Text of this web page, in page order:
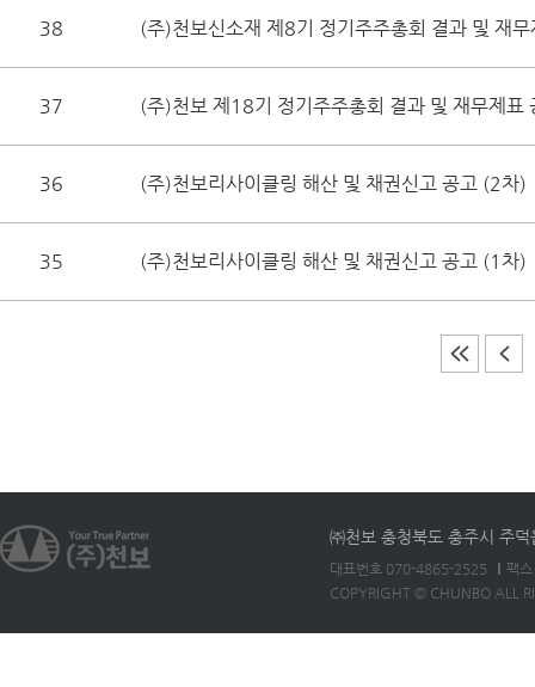
38 (주)천보신소재 제8기 정기주주총회 결과 및 재
37 (주)천보 제18기 정기주주총회 결과 및 재무제표
36 (주)천보리사이클링 해산 및 채권신고 공고 (2차)
35 (주)천보리사이클링 해산 및 채권신고 공고 (1차)
㈜천보 충청북도 충주시 주
대표번호 070-4865-2525
팩
COPYRIGHT © CHUNBO ALL